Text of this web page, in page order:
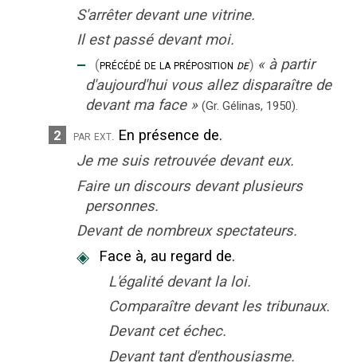
S'arrêter devant une vitrine.
Il est passé devant moi.
‒ (précédé de la préposition de) « à partir
d'aujourd'hui vous allez disparaître de
devant ma face » (Gr. Gélinas, 1950).
2 par ext. En présence de.
Je me suis retrouvée devant eux.
Faire un discours devant plusieurs
personnes.
Devant de nombreux spectateurs.
◈
Face à, au regard de.
L'égalité devant la loi.
Comparaître devant les tribunaux.
Devant cet échec.
Devant tant d'enthousiasme.